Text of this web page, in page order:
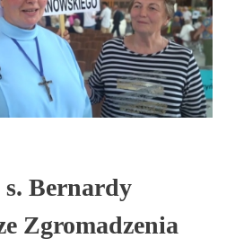
s. Bernardy
Zgromadzenia